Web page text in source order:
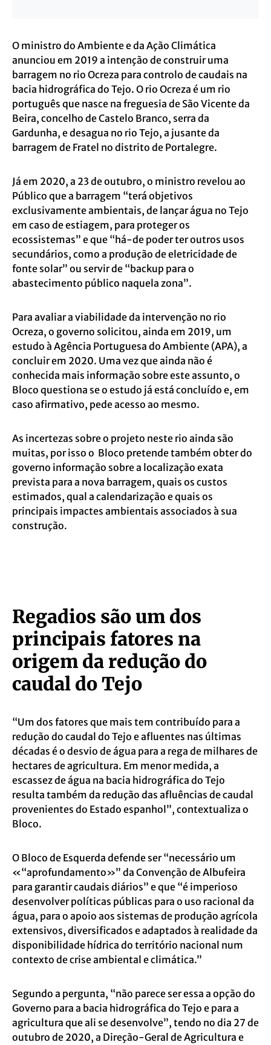
O ministro do Ambiente e da Ação Climática
anunciou em 2019 a intenção de construir uma
barragem no rio Ocreza para controlo de caudais na
bacia hidrográfica do Tejo. O rio Ocreza é um rio
português que nasce na freguesia de São Vicente da
Beira, concelho de Castelo Branco, serra da
Gardunha, e desagua no rio Tejo, a jusante da
barragem de Fratel no distrito de Portalegre.
Já em 2020, a 23 de outubro, o ministro revelou ao
Público que a barragem “terá objetivos
exclusivamente ambientais, de lançar água no Tejo
em caso de estiagem, para proteger os
ecossistemas” e que “há-de poder ter outros usos
secundários, como a produção de eletricidade de
fonte solar” ou servir de “backup para o
abastecimento público naquela zona”.
Para avaliar a viabilidade da intervenção no rio
Ocreza, o governo solicitou, ainda em 2019, um
estudo à Agência Portuguesa do Ambiente (APA), a
concluir em 2020. Uma vez que ainda não é
conhecida mais informação sobre este assunto, o
Bloco questiona se o estudo já está concluído e, em
caso afirmativo, pede acesso ao mesmo.
As incertezas sobre o projeto neste rio ainda são
muitas, por isso o Bloco pretende também obter do
governo informação sobre a localização exata
prevista para a nova barragem, quais os custos
estimados, qual a calendarização e quais os
principais impactes ambientais associados à sua
construção.
Regadios são um dos
principais fatores na
origem da redução do
caudal do Tejo
“Um dos fatores que mais tem contribuído para a
redução do caudal do Tejo e afluentes nas últimas
décadas é o desvio de água para a rega de milhares de
hectares de agricultura. Em menor medida, a
escassez de água na bacia hidrográfica do Tejo
resulta também da redução das afluências de caudal
provenientes do Estado espanhol”, contextualiza o
Bloco.
O Bloco de Esquerda defende ser “necessário um
«“aprofundamento»” da Convenção de Albufeira
para garantir caudais diários” e que “é imperioso
desenvolver políticas públicas para o uso racional da
água, para o apoio aos sistemas de produção agrícola
extensivos, diversificados e adaptados à realidade da
disponibilidade hídrica do território nacional num
contexto de crise ambiental e climática.”
Segundo a pergunta, “não parece ser essa a opção do
Governo para a bacia hidrográfica do Tejo e para a
agricultura que ali se desenvolve”, tendo no dia 27 de
outubro de 2020, a Direção-Geral de Agricultura e